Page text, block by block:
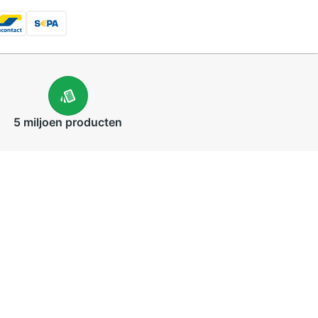
5 miljoen producten